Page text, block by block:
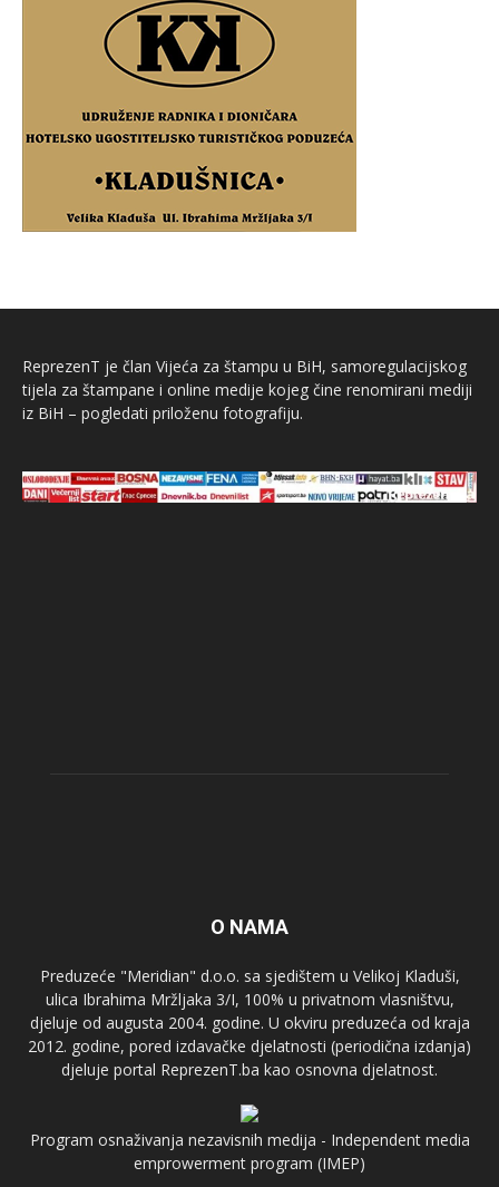
ReprezenT je član Vijeća za štampu u BiH, samoregulacijskog
tijela za štampane i online medije kojeg čine renomirani mediji
iz BiH – pogledati priloženu fotografiju.
O NAMA
Preduzeće "Meridian" d.o.o. sa sjedištem u Velikoj Kladuši,
ulica Ibrahima Mržljaka 3/I, 100% u privatnom vlasništvu,
djeluje od augusta 2004. godine. U okviru preduzeća od kraja
2012. godine, pored izdavačke djelatnosti (periodična izdanja)
djeluje portal ReprezenT.ba kao osnovna djelatnost.
Program osnaživanja nezavisnih medija - Independent media
emprowerment program (IMEP)